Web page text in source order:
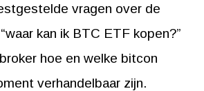
vragen over de
kan ik BTC ETF kopen?”
hoe en welke bitcon
verhandelbaar zijn.